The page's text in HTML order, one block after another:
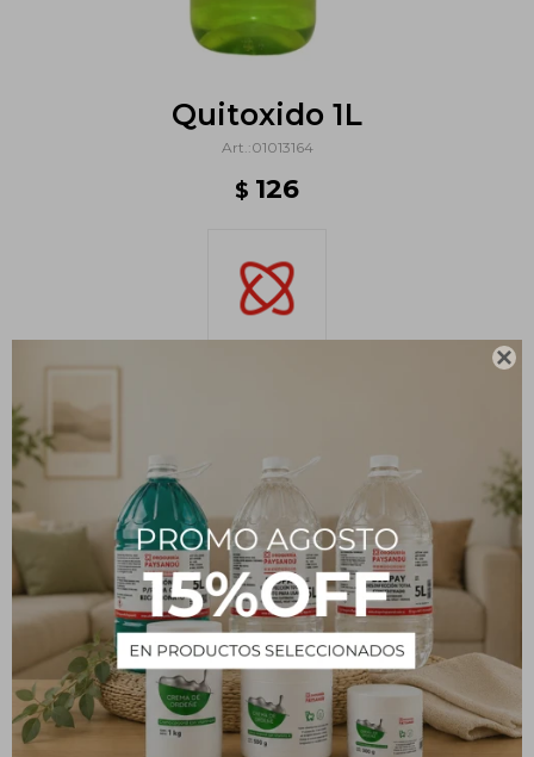

Quitoxido 1L
01013164
$ 126
PRODUCTOS QUE TE PUEDEN INTERESAR